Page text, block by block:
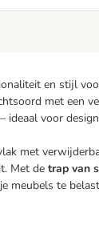
en stijl
met een
ideaal voor
met
Met de trap van
meubels te